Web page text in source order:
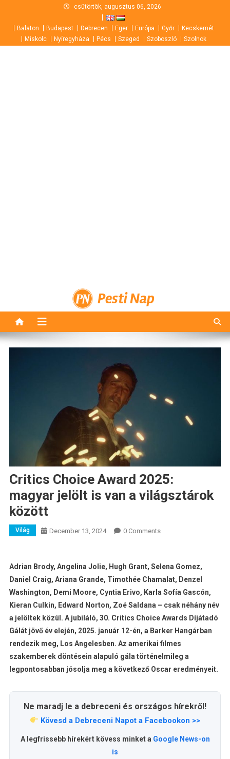
content
csütörtök, augusztus 06, 2026
Balaton Budapest Debrecen Eger Európa Győr
Kecskemét
Miskolc
Nyíregyháza Pécs Szeged Szoboszló Szolnok
Pesti Nap
Critics Choice Award 2025:
magyar jelölt is van a világsztárok
között
Világ December 13, 2024 0 Comments
Adrian Brody, Angelina Jolie, Hugh Grant, Selena Gomez,
Daniel Craig, Ariana Grande, Timothée Chamalat, Denzel
Washington, Demi Moore, Cyntia Erivo, Karla Sofía Gascón,
Kieran Culkin, Edward Norton, Zoé Saldana – csak néhány név
a jelöltek közül. A jubiláló, 30. Critics Choice Awards Díjátadó
Gálát jövő év elején, 2025. január 12-én, a Barker Hangárban
rendezik meg, Los Angelesben. Az amerikai filmes
szakemberek döntésein alapuló gála történelmileg a
legpontosabban jósolja meg a következő Oscar eredményeit.
Ne maradj le a debreceni és országos hírekről!
Kövesd a Debreceni Napot a Facebookon >>
A legfrissebb hírekért kövess minket a Google News-on
is